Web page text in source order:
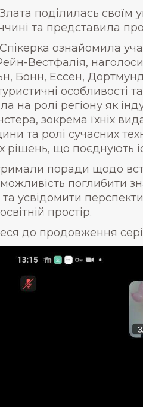
Злата поділилась своїм
та представила
Спікерка ознайомила
Вестфалія,
Бонн, Ессен,
особливості
на ролі регіону як
зокрема їхніх
та ролі сучасних
що поєднують
поради щодо
поглибити
усвідомити
простір.
до продовження